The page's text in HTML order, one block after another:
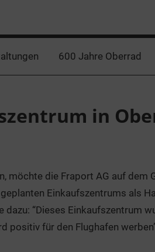
600 Jahre Oberrad
in
möchte die Fraport AG auf dem
Einkaufszentrums als
dazu: “Dieses Einkaufszentrum
positiv für den Flughafen